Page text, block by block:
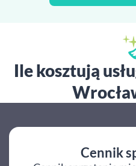
Ile kosztują
Cennik